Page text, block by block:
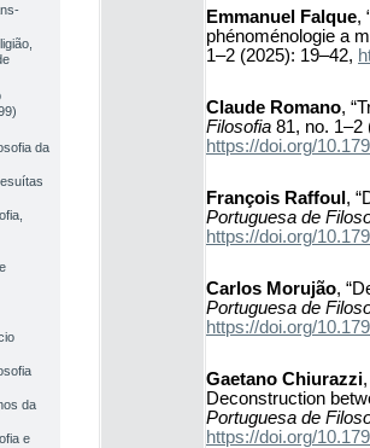
da
da
e
Emmanuel Falque,
phénoménologie a
1–2 (2025): 19–42,
Claude Romano,
Filosofia 81, no. 1–2
https://doi.org/
François Raffoul,
Portuguesa de
https://doi.org/
Carlos Morujão,
Portuguesa de
https://doi.org/
Gaetano Chiurazzi
Deconstruction
Portuguesa de
https://doi.org/